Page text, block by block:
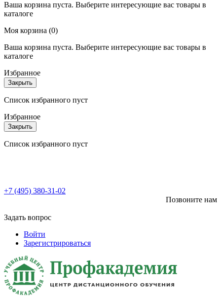
Ваша корзина пуста. Выберите интересующие вас товары в
каталоге
Моя корзина (0)
Ваша корзина пуста. Выберите интересующие вас товары в
каталоге
Избранное
Закрыть
Список избранного пуст
Избранное
Закрыть
Список избранного пуст
+7 (495) 380-31-02
Позвоните нам
Задать вопрос
Войти
Зарегистрироваться